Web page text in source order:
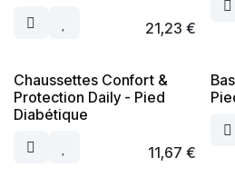
21,23 €
Chaussettes Confort &
Protection Daily - Pied
Diabétique
11,67 €